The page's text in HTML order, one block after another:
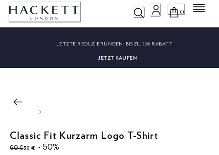
0 Menü
LETZTE REDUZIERUNGEN: BIS ZU 50% RABATT
JETZT KAUFEN
Classic Fit Kurzarm Logo T-Shirt
60 €
ursprünglicher Preis 60 €
30 €
aktueller Preis 30 €
- 50%